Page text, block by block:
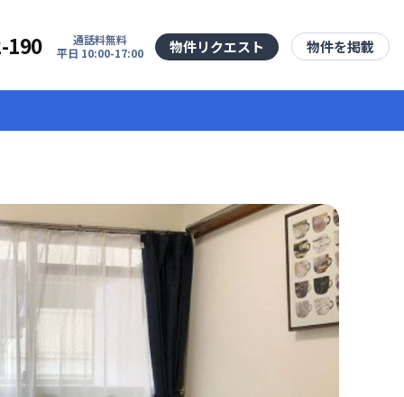
190
通話料無料
平日 10:00-17:00
物件リクエスト 物件を掲載